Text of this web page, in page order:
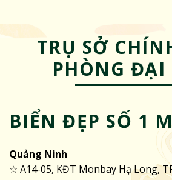
TRỤ SỞ
PHÒNG ĐẠI
BIỂN ĐẸP SỐ 1
Quảng Ninh
☆ A14-05, KĐT Monbay Hạ Long,